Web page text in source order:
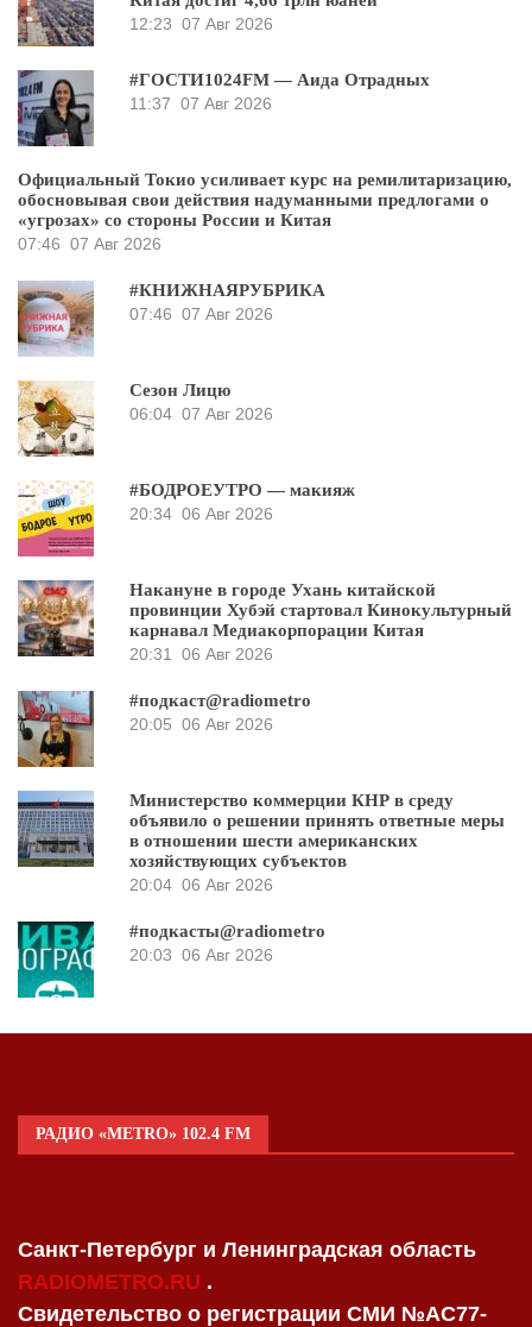
12:23 07 Авг 2026
#ГОСТИ1024FM — Аида Отрадных
11:37 07 Авг 2026
Официальный Токио усиливает курс на ремилитаризацию,
обосновывая свои действия надуманными предлогами о
«угрозах» со стороны России и Китая
07:46 07 Авг 2026
#КНИЖНАЯРУБРИКА
07:46 07 Авг 2026
Сезон Лицю
06:04 07 Авг 2026
#БОДРОЕУТРО — макияж
20:34 06 Авг 2026
Накануне в городе Ухань китайской
провинции Хубэй стартовал Кинокультурный
карнавал Медиакорпорации Китая
20:31
06 Авг 2026
#подкаст@radiometro
20:05 06 Авг 2026
Министерство коммерции КНР в среду
объявило о решении принять ответные меры
в отношении шести американских
хозяйствующих субъектов
20:04 06 Авг 2026
#подкасты@radiometro
20:03 06 Авг 2026
РАДИО «METRO» 102.4 FM
Санкт-Петербург и Ленинградская область
RADIOMETRO.RU .
Свидетельство о регистрации СМИ №AC77-